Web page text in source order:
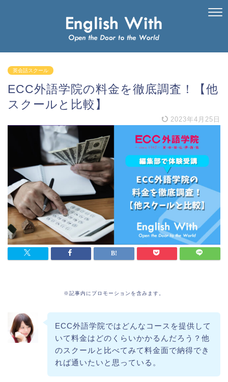
英会話スクール
ECC外語学院の料金を徹底調査！【他
スクールと比較】
2023年4月25日
※記事内にプロモーションを含みます。
ECC外語学院ではどんなコースを提供して
いて料金はどのくらいかかるんだろう？他
のスクールと比べてみて料金面で納得でき
れば通いたいと思っている。